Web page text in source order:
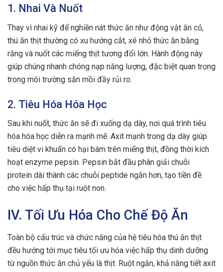
1. Nhai Và Nuốt
Thay vì nhai kỹ để nghiền nát thức ăn như động vật ăn cỏ,
thú ăn thịt thường có xu hướng cắt, xé nhỏ thức ăn bằng
răng và nuốt các miếng thịt tương đối lớn. Hành động này
giúp chúng nhanh chóng nạp năng lượng, đặc biệt quan trọng
trong môi trường săn mồi đầy rủi ro.
2. Tiêu Hóa Hóa Học
Sau khi nuốt, thức ăn sẽ đi xuống dạ dày, nơi quá trình tiêu
hóa hóa học diễn ra mạnh mẽ. Axit mạnh trong dạ dày giúp
tiêu diệt vi khuẩn có hại bám trên miếng thịt, đồng thời kích
hoạt enzyme pepsin. Pepsin bắt đầu phân giải chuỗi
protein dài thành các chuỗi peptide ngắn hơn, tạo tiền đề
cho việc hấp thụ tại ruột non.
IV. Tối Ưu Hóa Cho Chế Độ Ăn
Toàn bộ cấu trúc và chức năng của hệ tiêu hóa thú ăn thịt
đều hướng tới mục tiêu tối ưu hóa việc hấp thụ dinh dưỡng
từ nguồn thức ăn chủ yếu là thịt. Ruột ngắn, khả năng tiết axit